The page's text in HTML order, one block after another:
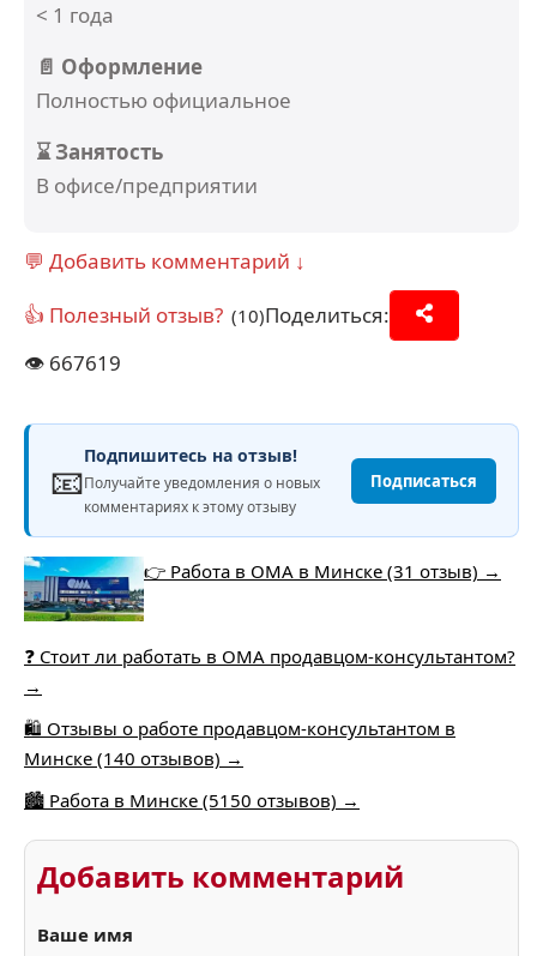
< 1 года
📄 Оформление
Полностью официальное
⌛ Занятость
В офисе/предприятии
💬 Добавить комментарий ↓
👍 Полезный отзыв? (10)Поделиться:
👁️ 667619
📧
Подпишитесь на отзыв!
Получайте уведомления о новых
комментариях к этому отзыву
Подписаться
👉 Работа в ОМА в Минске (31 отзыв) →
❓ Стоит ли работать в ОМА продавцом-консультантом?
→
🛍️ Отзывы о работе продавцом-консультантом в
Минске (140 отзывов) →
🏙️ Работа в Минске (5150 отзывов) →
Добавить комментарий
Ваше имя